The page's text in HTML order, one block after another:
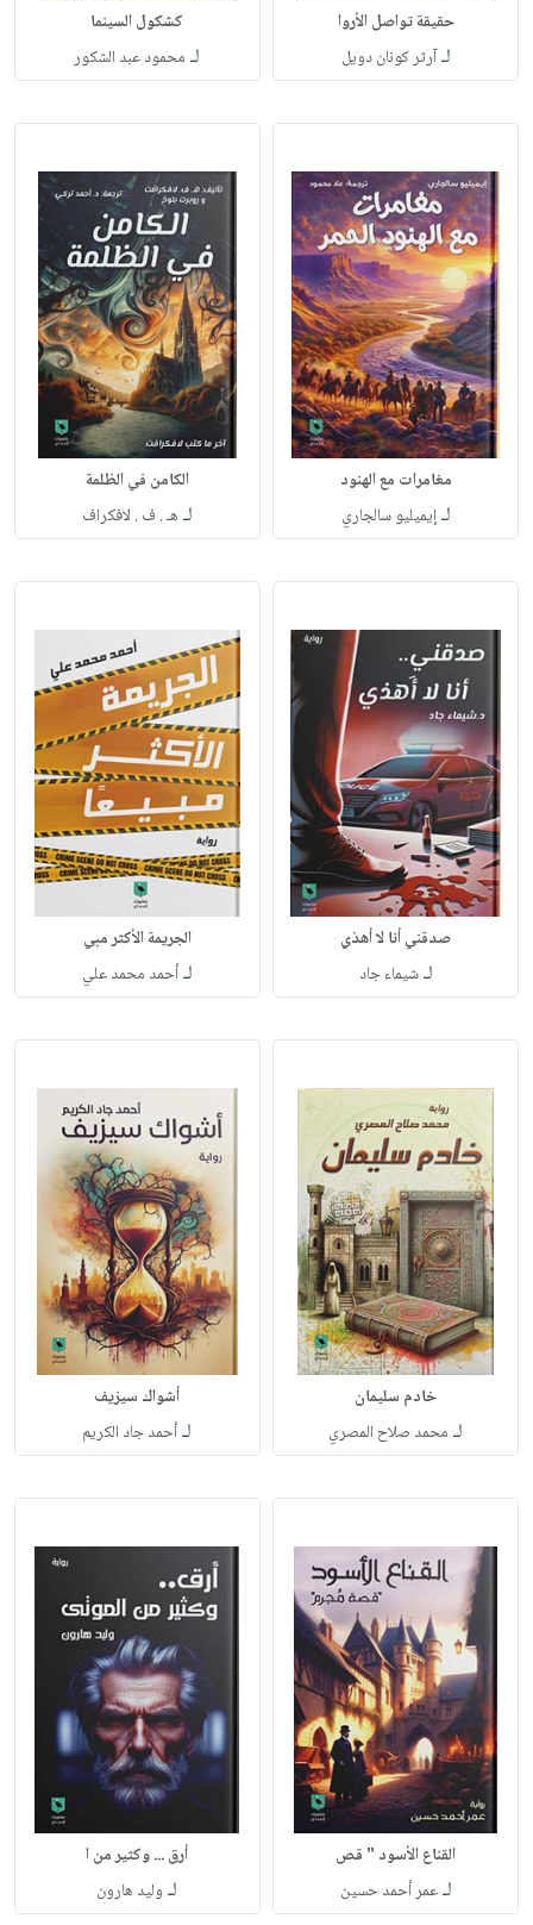
حقيقة تواصل الأروا
لـآرثر كونان دويل
كشكول السينما
لـ محمود عبد الشكور
مغامرات مع الهنود
لـإيميليو سالجاري
الكامن في الظلمة
لـ هـ . ف . لافكراف
صدقني أنا لا أهذي
لـشيماء جاد
الجريمة الأكثر مبي
لـأحمد محمد علي
خادم سليمان
لـ محمد صلاح المصري
أشواك سيزيف
لـأحمد جاد الكريم
القناع الأسود " قص
لـعمر أحمد حسين
أرق ... وكثير من ا
لـ وليد هارون